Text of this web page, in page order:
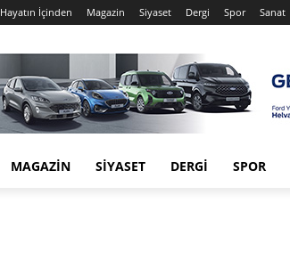
Hayatın İçinden Magazin Siyaset Dergi Spor Sanat
MAGAZIN SIYASET DERGI SPOR